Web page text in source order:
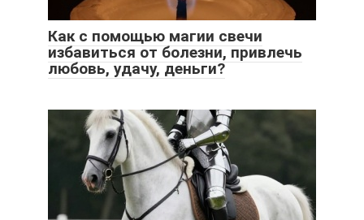
Как с помощью магии свечи
избавиться от болезни, привлечь
любовь, удачу, деньги?